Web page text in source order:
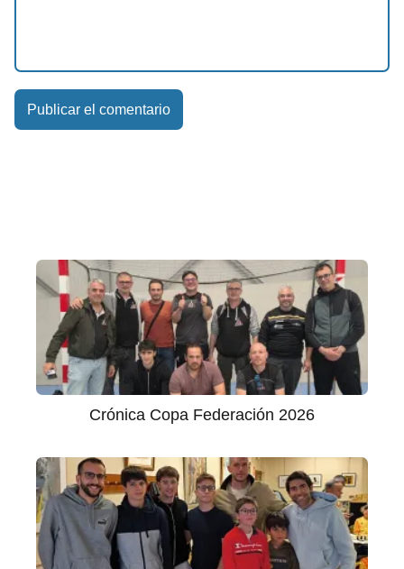
Crónica Copa Federación 2026